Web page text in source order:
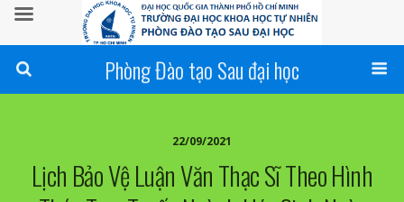
Phòng Đào tạo Sau đại học
22/09/2021
Lịch Bảo Vệ Luận Văn Thạc Sĩ Theo Hình